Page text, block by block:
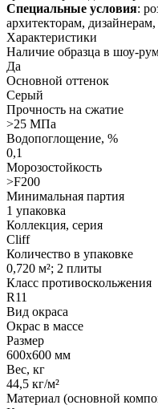
Специальные условия:
архитекторам,
Характеристики
Наличие образца в шоу-
Да
Основной оттенок
Серый
Прочность на сжатие
>25 МПа
Водопоглощение, %
0,1
Морозостойкость
>F200
Минимальная партия
1 упаковка
Коллекция, серия
Cliff
Количество в упаковке
0,720 м²; 2 плиты
Класс противоскольжения
R11
Вид окраса
Окрас в массе
Размер
600х600 мм
Вес, кг
44,5 кг/м²
Материал (основной